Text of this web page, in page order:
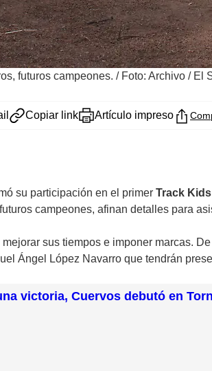
futuros campeones. / Foto: Archivo / El
Copiar link Artículo impreso
su participación en el primer Track Kids
campeones, afinan detalles para
mejorar sus tiempos e imponer marcas.
Ángel López Navarro que tendrán
victoria, Cuervos debutó en